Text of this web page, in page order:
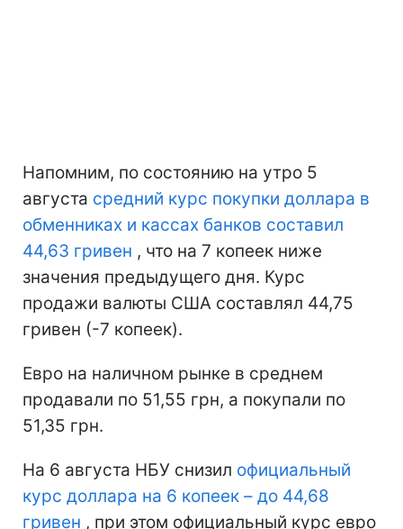
Напомним, по состоянию на утро 5
августа средний курс покупки доллара в
обменниках и кассах банков составил
44,63 гривен , что на 7 копеек ниже
значения предыдущего дня. Курс
продажи валюты США составлял 44,75
гривен (-7 копеек).
Евро на наличном рынке в среднем
продавали по 51,55 грн, а покупали по
51,35 грн.
На 6 августа НБУ снизил официальный
курс доллара на 6 копеек – до 44,68
гривен , при этом официальный курс евро